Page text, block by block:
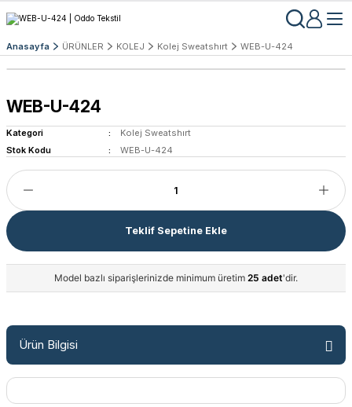
Anasayfa ÜRÜNLER KOLEJ Kolej Sweatshırt WEB-U-424
WEB-U-424
Kategori
Kolej Sweatshırt
Stok Kodu
WEB-U-424
Teklif Sepetine Ekle
Model bazlı siparişlerinizde minimum üretim 25 adet'dir.
Ürün Bilgisi